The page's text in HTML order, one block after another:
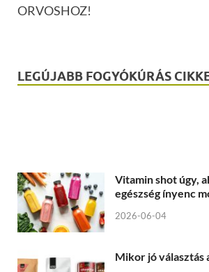
ORVOSHOZ!
LEGÚJABB FOGYÓKÚRÁS
Vitamin shot úgy,
egészség ínyenc
2026-06-04
Mikor jó választás